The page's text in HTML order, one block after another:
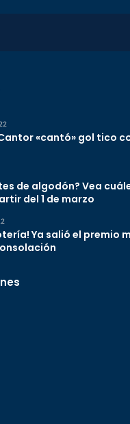
«cantó» gol tico
de algodón? Vea
del 1 de marzo
Ya salió el premio